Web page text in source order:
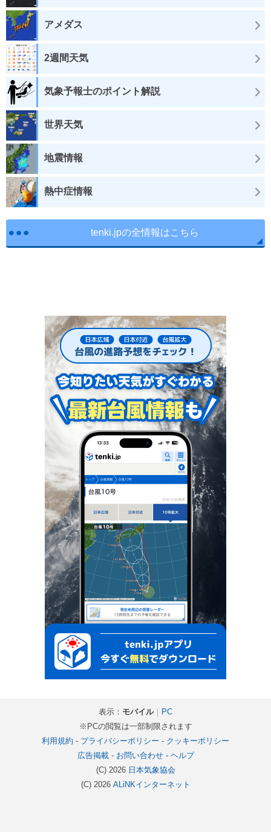
アメダス
2週間天気
気象予報士のポイント解説
世界天気
地震情報
熱中症情報
tenki.jpの全情報はこちら
表示： モバイル｜
PC
※PCの閲覧は一部制限されます
利用規約 - プライバシーポリシー - クッキーポリシー
広告掲載- お問い合わせ- ヘルプ
(C) 2026 日本気象協会
(C) 2026 ALiNKインターネット